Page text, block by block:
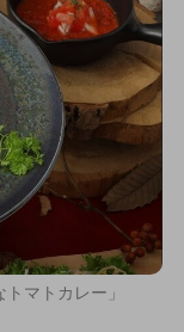
マトカレー」